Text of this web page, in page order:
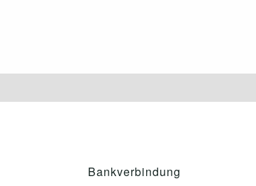
Bankverbindung